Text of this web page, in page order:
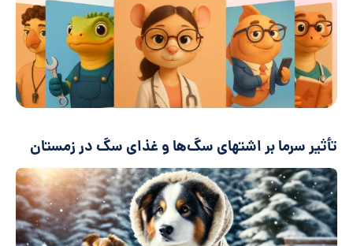
تأثیر سرما بر اشتهای سگ‌ها و غذای سگ در زمستان